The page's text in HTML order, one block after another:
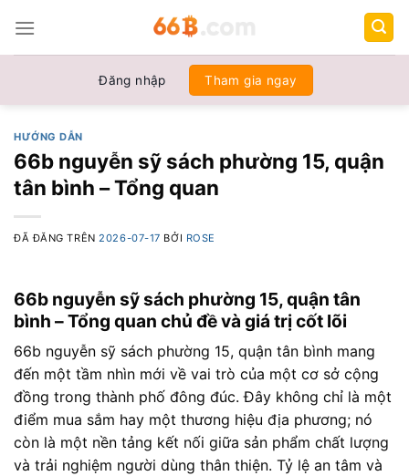
đến
nội
Đăng nhập Tham gia ngay
HƯỚNG DẪN
66b nguyễn sỹ sách phường 15, quận
tân bình – Tổng quan
ĐÃ ĐĂNG TRÊN 2026-07-17 BỞI ROSE
66b nguyễn sỹ sách phường 15, quận tân
bình – Tổng quan chủ đề và giá trị cốt lõi
66b nguyễn sỹ sách phường 15, quận tân bình mang
đến một tầm nhìn mới về vai trò của một cơ sở cộng
đồng trong thành phố đông đúc. Đây không chỉ là một
điểm mua sắm hay một thương hiệu địa phương; nó
còn là một nền tảng kết nối giữa sản phẩm chất lượng
và trải nghiệm người dùng thân thiện. Tỷ lệ an tâm và